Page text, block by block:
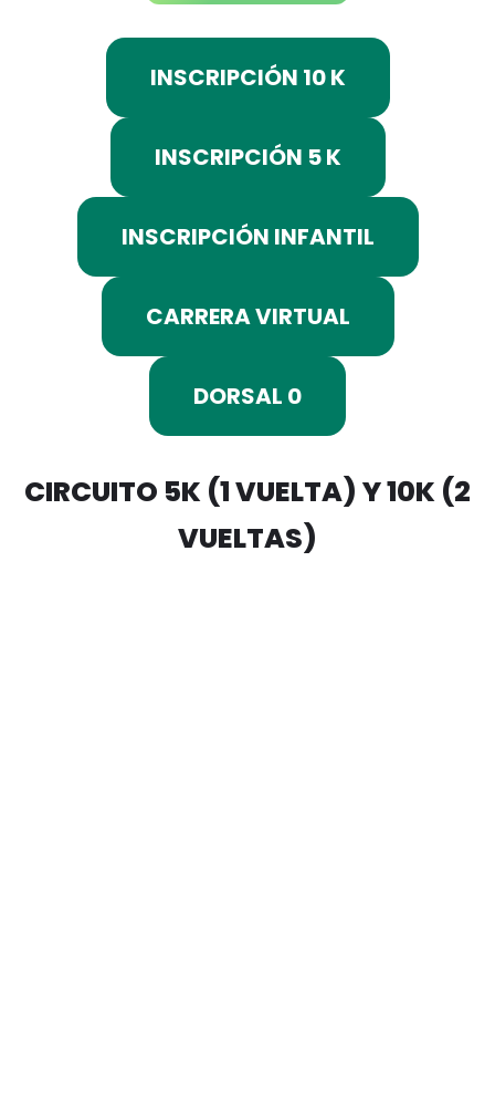
INSCRIPCIÓN 10 K
INSCRIPCIÓN 5 K
INSCRIPCIÓN INFANTIL
CARRERA VIRTUAL
DORSAL 0
CIRCUITO 5K (1 VUELTA) Y 10K (2
VUELTAS)